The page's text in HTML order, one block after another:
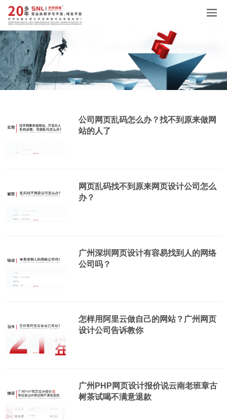
公司网页乱码怎么办？找不到原来做网
站的人了
网页乱码找不到原来网页设计公司怎么
办？
广州深圳网页设计有容易找到人的网络
公司吗？
怎样用阿里云做自己的网站？广州网页
设计公司告诉教你
广州PHP网页设计报价说云南老班章古
树茶试喝不满意退款